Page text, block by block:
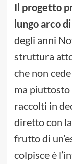
Il progetto
lungo arco
degli anni
struttura
che non
ma piuttosto
raccolti in
diretto con
frutto di
colpisce è